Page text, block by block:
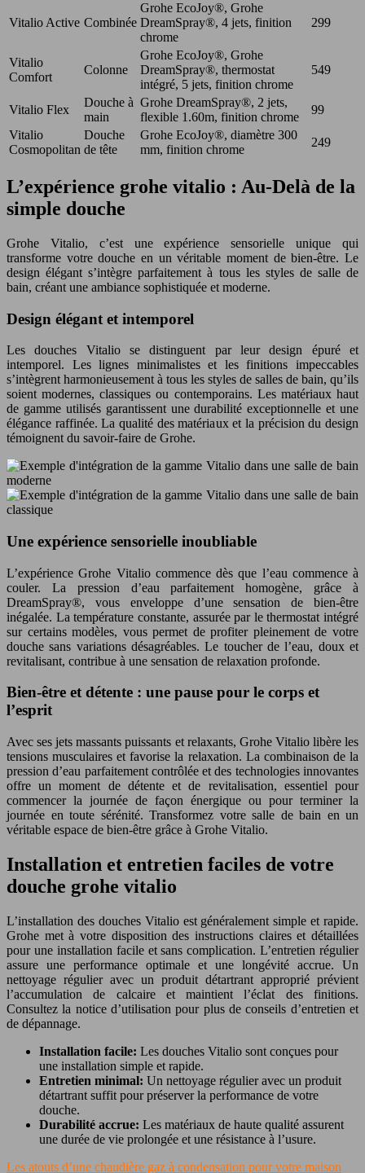
Vitalio Active Combinée
Grohe EcoJoy®, Grohe
DreamSpray®, 4 jets, finition
chrome
299
Vitalio
Comfort
Colonne
Grohe EcoJoy®, Grohe
DreamSpray®, thermostat
intégré, 5 jets, finition chrome
549
Vitalio Flex
Douche à
main
Grohe DreamSpray®, 2 jets,
flexible 1.60m, finition chrome
99
Vitalio
Cosmopolitan
Douche
de tête
Grohe EcoJoy®, diamètre 300
mm, finition chrome
249
L’expérience grohe vitalio : Au-Delà de la
simple douche
Grohe Vitalio, c’est une expérience sensorielle unique qui
transforme votre douche en un véritable moment de bien-être. Le
design élégant s’intègre parfaitement à tous les styles de salle de
bain, créant une ambiance sophistiquée et moderne.
Design élégant et intemporel
Les douches Vitalio se distinguent par leur design épuré et
intemporel. Les lignes minimalistes et les finitions impeccables
s’intègrent harmonieusement à tous les styles de salles de bain, qu’ils
soient modernes, classiques ou contemporains. Les matériaux haut
de gamme utilisés garantissent une durabilité exceptionnelle et une
élégance raffinée. La qualité des matériaux et la précision du design
témoignent du savoir-faire de Grohe.
Une expérience sensorielle inoubliable
L’expérience Grohe Vitalio commence dès que l’eau commence à
couler. La pression d’eau parfaitement homogène, grâce à
DreamSpray®, vous enveloppe d’une sensation de bien-être
inégalée. La température constante, assurée par le thermostat intégré
sur certains modèles, vous permet de profiter pleinement de votre
douche sans variations désagréables. Le toucher de l’eau, doux et
revitalisant, contribue à une sensation de relaxation profonde.
Bien-être et détente : une pause pour le corps et
l’esprit
Avec ses jets massants puissants et relaxants, Grohe Vitalio libère les
tensions musculaires et favorise la relaxation. La combinaison de la
pression d’eau parfaitement contrôlée et des technologies innovantes
offre un moment de détente et de revitalisation, essentiel pour
commencer la journée de façon énergique ou pour terminer la
journée en toute sérénité. Transformez votre salle de bain en un
véritable espace de bien-être grâce à Grohe Vitalio.
Installation et entretien faciles de votre
douche grohe vitalio
L’installation des douches Vitalio est généralement simple et rapide.
Grohe met à votre disposition des instructions claires et détaillées
pour une installation facile et sans complication. L’entretien régulier
assure une performance optimale et une longévité accrue. Un
nettoyage régulier avec un produit détartrant approprié prévient
l’accumulation de calcaire et maintient l’éclat des finitions.
Consultez la notice d’utilisation pour plus de conseils d’entretien et
de dépannage.
Installation facile: Les douches Vitalio sont conçues pour
une installation simple et rapide.
Entretien minimal: Un nettoyage régulier avec un produit
détartrant suffit pour préserver la performance de votre
douche.
Durabilité accrue: Les matériaux de haute qualité assurent
une durée de vie prolongée et une résistance à l’usure.
Les atouts d’une chaudière gaz à condensation pour votre maison